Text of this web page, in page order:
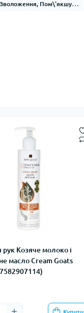
Пом\'якшуючий
Козяче молоко і
масло Cream Goats
Купити